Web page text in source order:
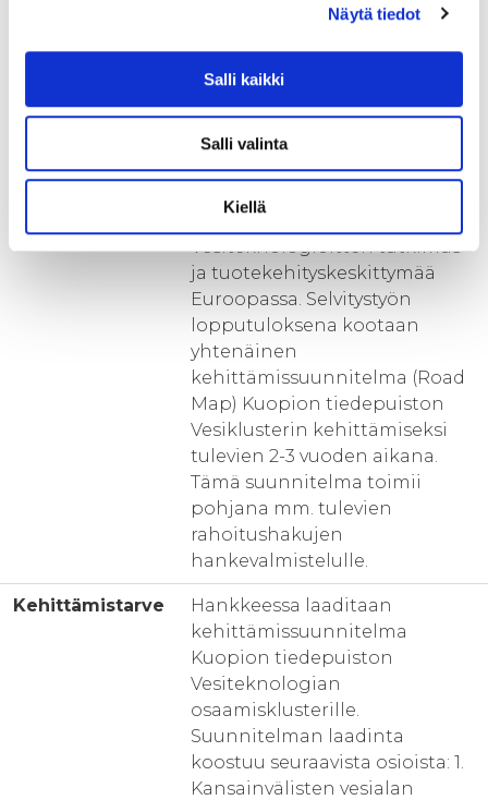
Näytä tiedot
Salli kaikki
Salli valinta
Kiellä
osaamisresurssien
3 vuoden aikana. Näillä
toimenpiteillä pyritään
luomaan edellytykset Kuopion
tiedepuiston Vesiklusterin
kansainvälisesti tunnustettua
Vesiteknologioitten tutkimus-
ja tuotekehityskeskittymää
Euroopassa. Selvitystyön
lopputuloksena kootaan
yhtenäinen
kehittämissuunnitelma (Road
Map) Kuopion tiedepuiston
Vesiklusterin kehittämiseksi
tulevien 2-3 vuoden aikana.
Tämä suunnitelma toimii
pohjana mm. tulevien
rahoitushakujen
hankevalmistelulle.
Kehittämistarve
Hankkeessa laaditaan
kehittämissuunnitelma
Kuopion tiedepuiston
Vesiteknologian
osaamisklusterille.
Suunnitelman laadinta
koostuu seuraavista osioista: 1.
Kansainvälisten vesialan